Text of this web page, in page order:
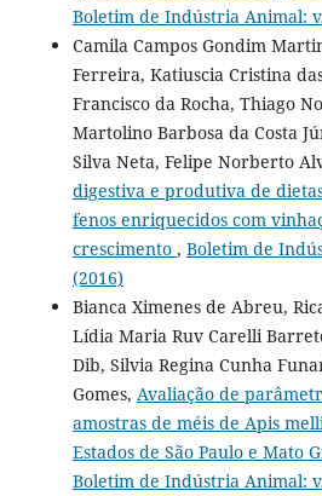
Boletim de Indústria Animal:
Camila Campos Gondim
Ferreira, Katiuscia Cristina
Francisco da Rocha, Thiago
Martolino Barbosa da Costa
Silva Neta, Felipe Norberto
digestiva e produtiva de
fenos enriquecidos com
crescimento , Boletim de
(2016)
Bianca Ximenes de Abreu,
Lídia Maria Ruv Carelli
Dib, Silvia Regina Cunha
Gomes, Avaliação de
amostras de méis de Apis
Estados de São Paulo e Mato
Boletim de Indústria Animal: